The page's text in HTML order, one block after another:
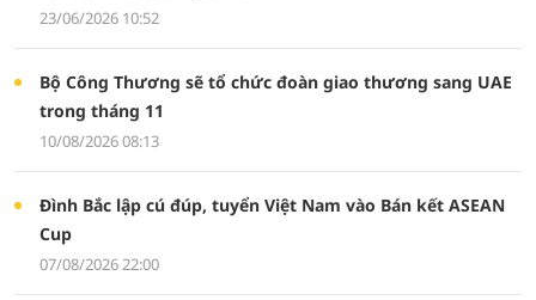
23/06/2026 10:52
Bộ Công Thương sẽ tổ chức đoàn giao thương sang UAE
trong tháng 11
10/08/2026 08:13
Đình Bắc lập cú đúp, tuyển Việt Nam vào Bán kết ASEAN
Cup
07/08/2026 22:00